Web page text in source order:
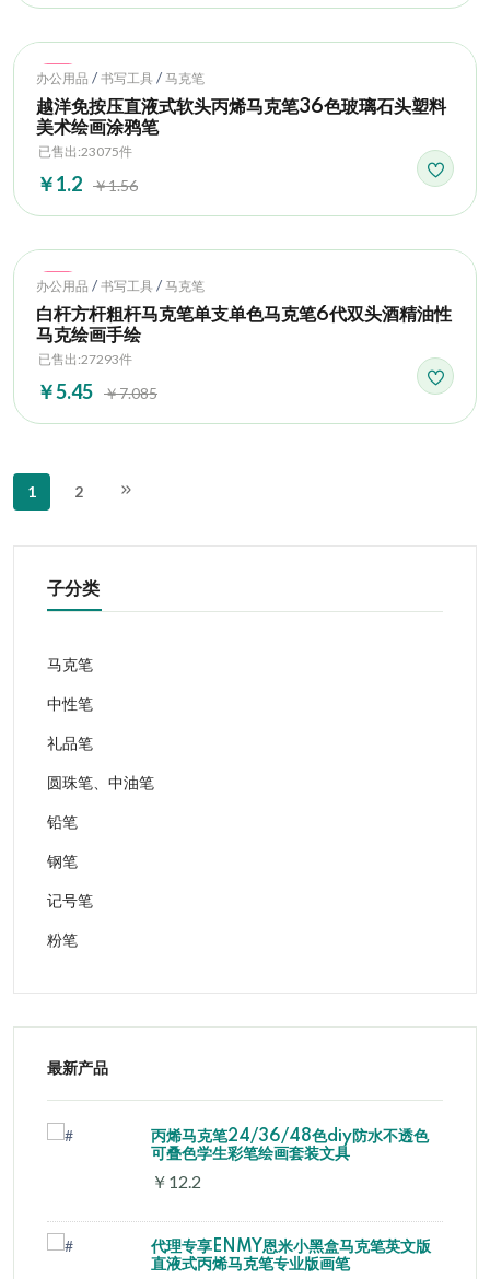
Hot
办公用品 / 书写工具 / 马克笔
越洋免按压直液式软头丙烯马克笔36色玻璃石头塑料
美术绘画涂鸦笔
已售出:23075件
￥1.2 ￥1.56
Hot
办公用品 / 书写工具 / 马克笔
白杆方杆粗杆马克笔单支单色马克笔6代双头酒精油性
马克绘画手绘
已售出:27293件
￥5.45 ￥7.085
1 2
子分类
马克笔
中性笔
礼品笔
圆珠笔、中油笔
铅笔
钢笔
记号笔
粉笔
最新产品
丙烯马克笔24/36/48色diy防水不透色
可叠色学生彩笔绘画套装文具
￥12.2
代理专享ENMY恩米小黑盒马克笔英文版
直液式丙烯马克笔专业版画笔